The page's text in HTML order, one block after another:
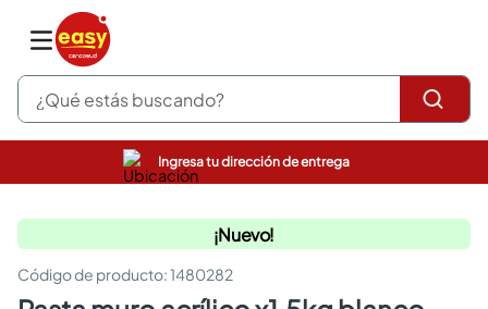
¿Qué estás buscando?
Ingresa tu dirección de entrega
¡Nuevo!
:1480282
pinturas
comedor